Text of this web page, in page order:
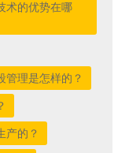
术的优势在哪
管理是怎样的？
产的？